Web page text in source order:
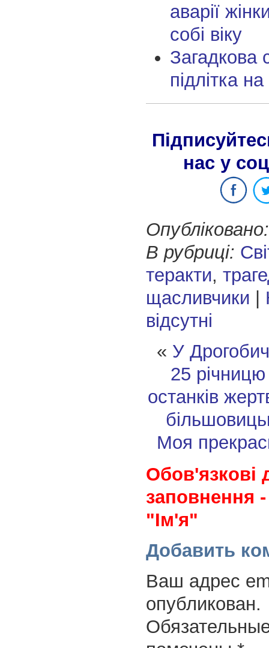
аварії
собі віку
Загадкова
підлітка
нас у
Опубліковано:
В рубриці:
теракти,
щасливчики
відсутні
« У
25
останків
Моя
Обов'язкові
заповнення
"Ім'я"
Добавить
Ваш адрес
опубликован.